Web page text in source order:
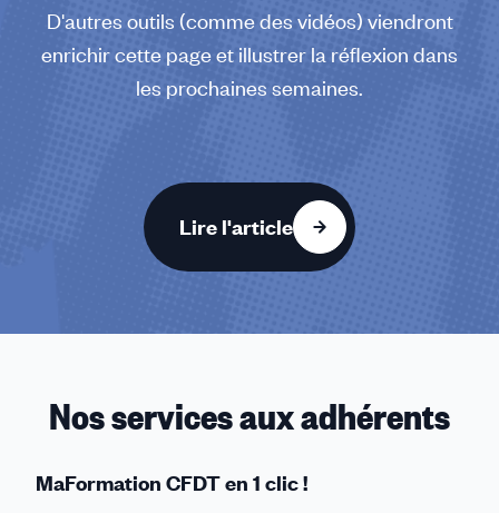
D'autres outils (comme des vidéos) viendront
enrichir cette page et illustrer la réflexion dans
les prochaines semaines.
Lire l'article
Nos services aux adhérents
MaFormation CFDT en 1 clic !